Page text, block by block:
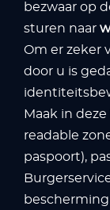
bezwaar op
sturen naar
Om er zeker
door u is
Maak in
readable
paspoort),
bescherming